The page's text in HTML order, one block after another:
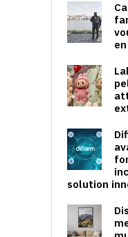
solution